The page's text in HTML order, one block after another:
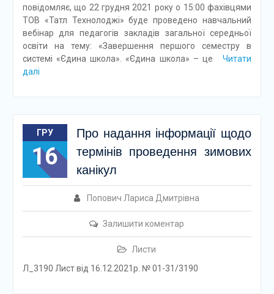
повідомляє, що 22 грудня 2021 року о 15:00 фахівцями
ТОВ «Татл Технолоджі» буде проведено навчальний
вебінар для педагогів закладів загальної середньої
освіти на тему: «Завершення першого семестру в
системі «Єдина школа». «Єдина школа» – це
Читати
далі
ГРУ
16
Про надання інформації щодо
термінів проведення зимових
канікул
Попович Лариса Дмитрівна
Залишити коментар
Листи
Л_3190 Лист від 16.12.2021р. № 01-31/3190